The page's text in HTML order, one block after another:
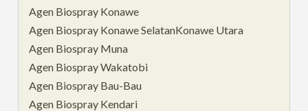
Agen Biospray Konawe
Agen Biospray Konawe SelatanKonawe Utara
Agen Biospray Muna
Agen Biospray Wakatobi
Agen Biospray Bau-Bau
Agen Biospray Kendari